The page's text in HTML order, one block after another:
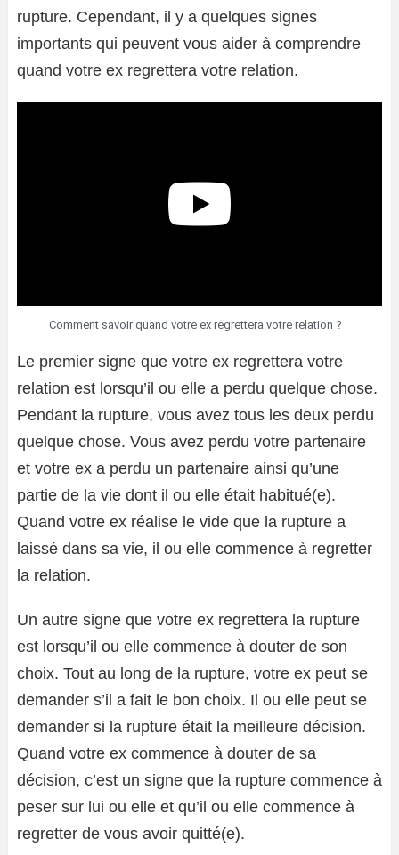
rupture. Cependant, il y a quelques signes
importants qui peuvent vous aider à comprendre
quand votre ex regrettera votre relation.
Comment savoir quand votre ex regrettera votre relation ?
Le premier signe que votre ex regrettera votre
relation est lorsqu’il ou elle a perdu quelque chose.
Pendant la rupture, vous avez tous les deux perdu
quelque chose. Vous avez perdu votre partenaire
et votre ex a perdu un partenaire ainsi qu’une
partie de la vie dont il ou elle était habitué(e).
Quand votre ex réalise le vide que la rupture a
laissé dans sa vie, il ou elle commence à regretter
la relation.
Un autre signe que votre ex regrettera la rupture
est lorsqu’il ou elle commence à douter de son
choix. Tout au long de la rupture, votre ex peut se
demander s’il a fait le bon choix. Il ou elle peut se
demander si la rupture était la meilleure décision.
Quand votre ex commence à douter de sa
décision, c’est un signe que la rupture commence à
peser sur lui ou elle et qu’il ou elle commence à
regretter de vous avoir quitté(e).